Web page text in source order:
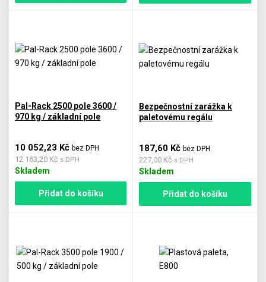
Pal-Rack 2500 pole 3600 /
970 kg / základní pole
10 052,23 Kčbez DPH
12 163,20 Kč s DPH
Skladem
Přidat do košíku
Bezpečnostní zarážka k
paletovému regálu
187,60 Kč bez DPH
227,00 Kč s DPH
Skladem
Přidat do košíku